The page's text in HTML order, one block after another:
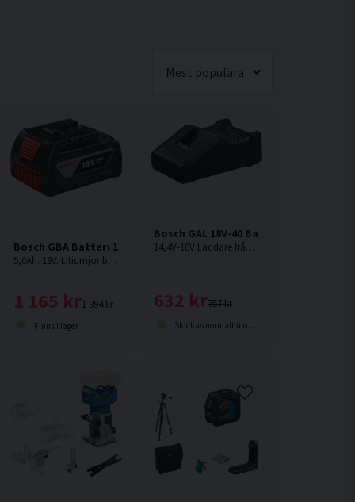
Mest populära
(4,0Ah)
Bosch GBA Batteri 18V (5,0Ah)
5,0Ah. 18V. Litiumjonbatteri från Bosch (Li-ion) med en mätare som visar dess status.
1 394 kr
1 165 kr
Finns i lager
Bosch GAL 18V-40 Batteriladdare
14,4V-18V Laddare från Bosch.
757 kr
632 kr
Skickas normalt inom 1-3 dagar